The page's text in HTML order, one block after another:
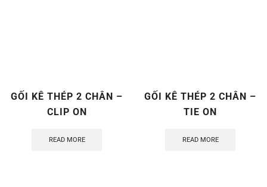
GỐI KÊ THÉP 2 CHÂN –
CLIP ON
READ MORE
GỐI KÊ THÉP 2 CHÂN –
TIE ON
READ MORE